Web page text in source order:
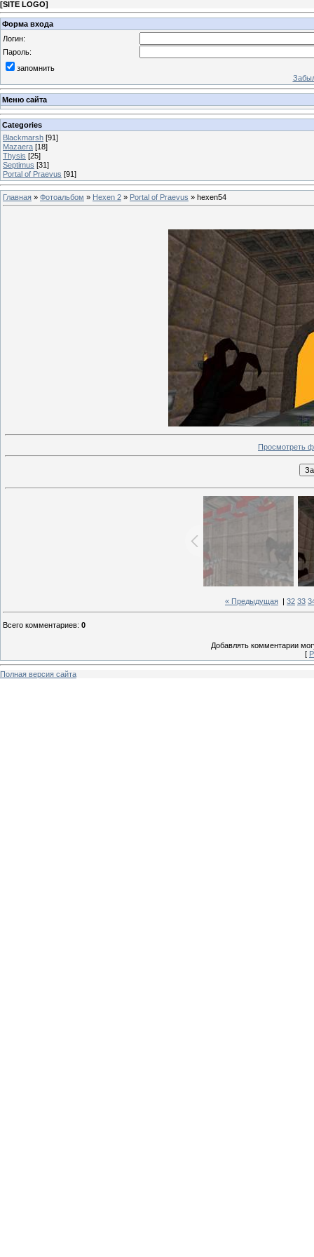
[SITE LOGO]
Форма входа
Логин:
Пароль:
запомнить
Меню сайта
Categories
Blackmarsh [91]
Mazaera [18]
Thysis [25]
Septimus [31]
Portal of Praevus [91]
Главная » Фотоальбом » Hexen 2 » Portal of Praevus » hexen54
Просмотреть
« Предыдущая 32 33
Всего комментариев: 0
Добавлять комментарии
[
Полная версия сайта